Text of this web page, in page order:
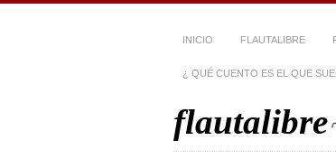
INICIO FLAUTALIBRE
¿ QUÉ CUENTO ES EL QUE
flautalibre